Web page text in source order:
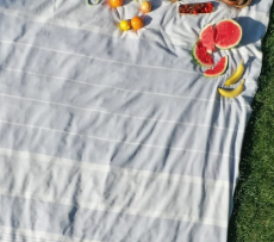
Production
Artisanale